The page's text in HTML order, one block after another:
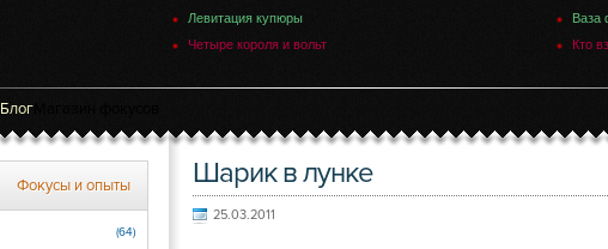
Левитация купюры
Четыре короля и вольт
Ваза
Кто
БлогМагазин фокусов
Фокусы и опыты
(64)
Шарик в лунке
25.03.2011